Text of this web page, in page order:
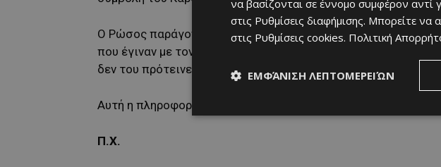
Ο Ρώσος παράγοντας της Κυπριακής ομάδας, ίσως να μην το
που έγιναν με τον Ισπανό για πρόωρη επέκταση του
δεν του πρότεινε σημαντική αύξηση στις απολαβές του.
Αυτή η πληροφορία κυκλοφορεί στα ποδοσφαιρικά στέκια της
Π.Χ.
να βασίζονται σε έννομο συμφέρον αντί
στις Ρυθμίσεις διαφήμισης. Μπορείτε να
στις Ρυθμίσεις cookies. Πολιτική
ΕΜΦΆΝΙΣΗ ΛΕΠΤΟΜΕΡΕΙΏΝ